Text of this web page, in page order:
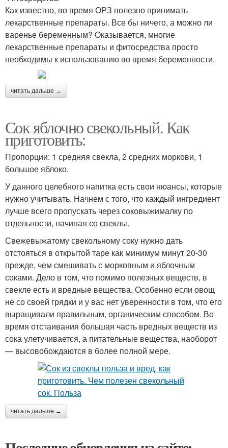
Как известно, во время ОРЗ полезно принимать
лекарственные препараты. Все бы ничего, а можно ли
варенье беременным? Оказывается, многие
лекарственные препараты и фитосредства просто
необходимы к использованию во время беременности.
читать дальше →
Сок яблочно свекольный. Как
приготовить:
Пропорции: 1 средняя свекла, 2 средних моркови, 1
большое яблоко.
У данного целебного напитка есть свои нюансы, которые
нужно учитывать. Начнем с того, что каждый ингредиент
лучше всего пропускать через соковыжималку по
отдельности, начиная со свеклы.
Свежевыжатому свекольному соку нужно дать
отстояться в открытой таре как минимум минут 20-30
прежде, чем смешивать с морковным и яблочным
соками. Дело в том, что помимо полезных веществ, в
свекле есть и вредные вещества. Особенно если овощ
не со своей грядки и у вас нет уверенности в том, что его
выращивали правильным, органическим способом. Во
время отстаивания большая часть вредных веществ из
сока улетучивается, а питательные вещества, наоборот
— высовобождаются в более полной мере.
читать дальше →